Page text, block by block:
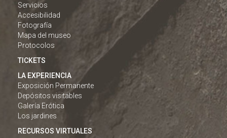
Servicios
Accesibilidad
Fotografía
Mapa del museo
Protocolos
TICKETS
LA EXPERIENCIA
Exposición Permanente
Depósitos visitables
Galería Erótica
Los jardines
RECURSOS VIRTUALES